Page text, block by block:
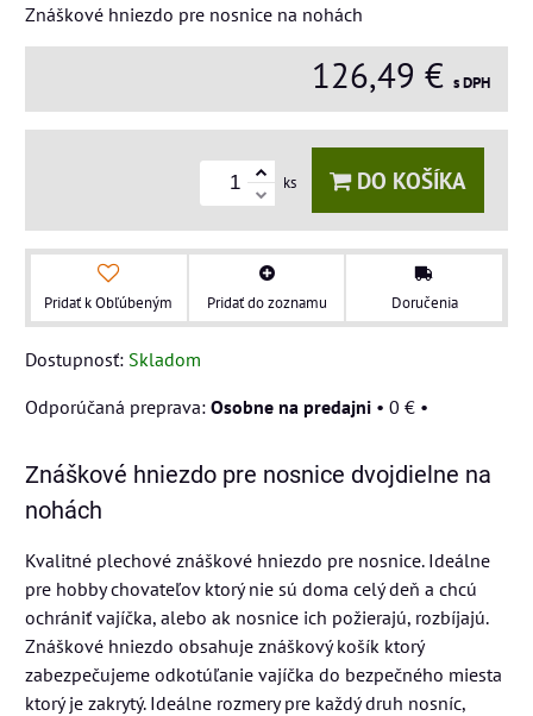
Znáškové hniezdo pre nosnice na nohách
126,49 € s DPH
ks DO KOŠÍKA
Pridať k Obľúbeným Pridať do zoznamu Doručenia
Dostupnosť: Skladom
Osobne na predajni • 0 € •
Znáškové hniezdo pre nosnice dvojdielne na
nohách
Kvalitné plechové znáškové hniezdo pre nosnice. Ideálne
pre hobby chovateľov ktorý nie sú doma celý deň a chcú
ochrániť vajíčka, alebo ak nosnice ich požierajú, rozbíjajú.
Znáškové hniezdo obsahuje znáškový košík ktorý
zabezpečujeme odkotúľanie vajíčka do bezpečného miesta
ktorý je zakrytý. Ideálne rozmery pre každý druh nosníc,